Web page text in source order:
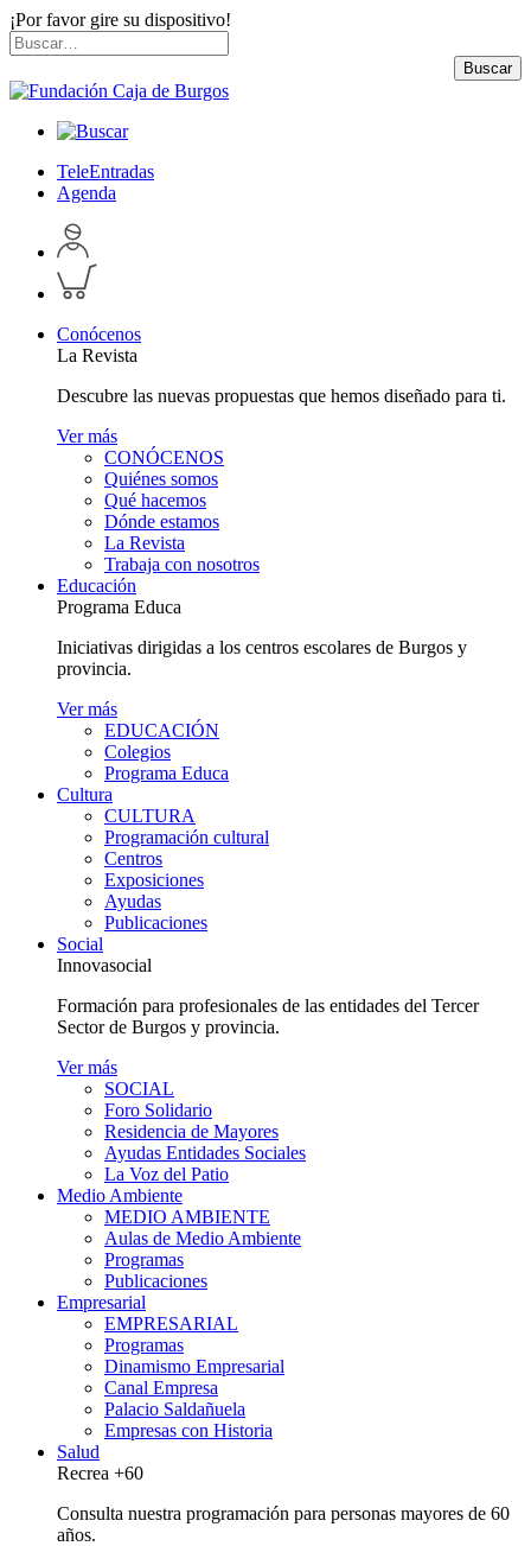
¡Por favor gire su dispositivo!
Skip
to
content
Buscar
por:
Buscar
TeleEntradas
Agenda
Acceder
a
perfil
personal
Inspeccionar
carrito
Conócenos
La Revista
Descubre las nuevas propuestas que hemos diseñado para ti.
Ver más
CONÓCENOS
Quiénes somos
Qué hacemos
Dónde estamos
La Revista
Trabaja con nosotros
Educación
Programa Educa
Iniciativas dirigidas a los centros escolares de Burgos y
provincia.
Ver más
EDUCACIÓN
Colegios
Programa Educa
Cultura
CULTURA
Programación cultural
Centros
Exposiciones
Ayudas
Publicaciones
Social
Innovasocial
Formación para profesionales de las entidades del Tercer
Sector de Burgos y provincia.
Ver más
SOCIAL
Foro Solidario
Residencia de Mayores
Ayudas Entidades Sociales
La Voz del Patio
Medio Ambiente
MEDIO AMBIENTE
Aulas de Medio Ambiente
Programas
Publicaciones
Empresarial
EMPRESARIAL
Programas
Dinamismo Empresarial
Canal Empresa
Palacio Saldañuela
Empresas con Historia
Salud
Recrea +60
Consulta nuestra programación para personas mayores de 60
años.